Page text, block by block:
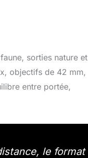
sorties nature et
objectifs de 42 mm,
entre portée,
le format